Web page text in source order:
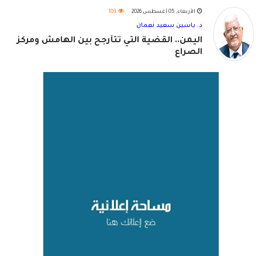
الأربعاء, 05 أغسطس 2026 103
د. ياسين سعيد نعمان
اليمن.. القضية التي تتأرجح بين الهامش ومركز
الصراع